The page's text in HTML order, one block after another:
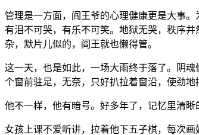
管理是一方面，阎王爷的心理健康更是大事
有泪不可哭，有乐不可笑。地狱无哭，秩序
杂，默片儿似的，阎王就也懒得管。
这一天，也是如此，一场大雨终于落了。阴
个窗前驻足，无奈，只好扒拉着窗沿，使劲
他不一样，他有暗号。好多年了，记忆里清晰
女孩上课不爱听讲，拉着他下五子棋，每次